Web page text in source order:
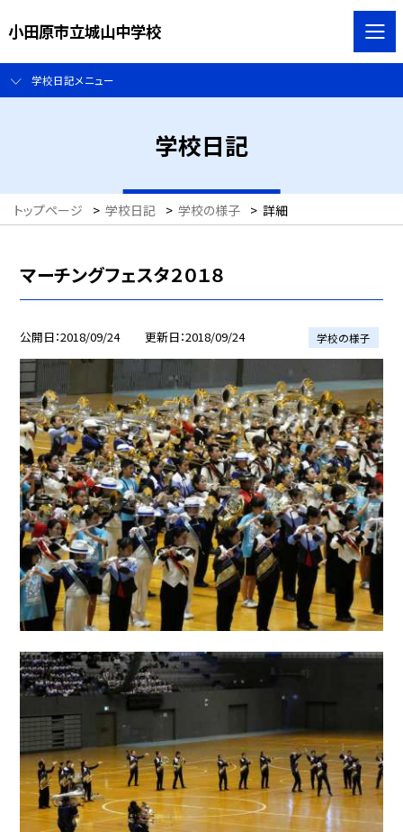
小田原市立城山中学校
学校日記メニュー
学校日記
トップページ > 学校日記 > 学校の様子 > 詳細
マーチングフェスタ２０１８
公開日 2018/09/24 更新日 2018/09/24 学校の様子